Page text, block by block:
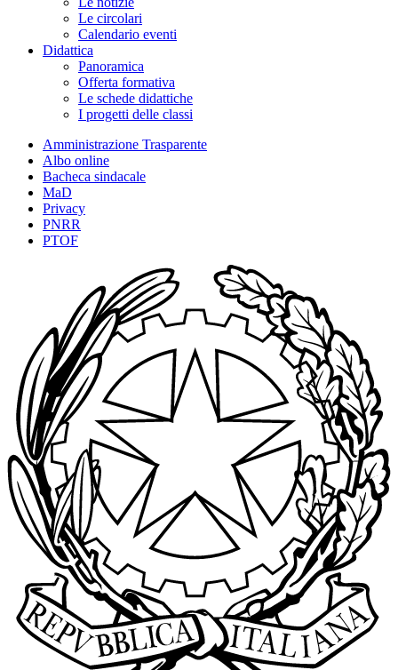
Le circolari
Calendario eventi
Didattica
Panoramica
Offerta formativa
Le schede didattiche
I progetti delle classi
Amministrazione Trasparente
Albo online
Bacheca sindacale
MaD
Privacy
PNRR
PTOF